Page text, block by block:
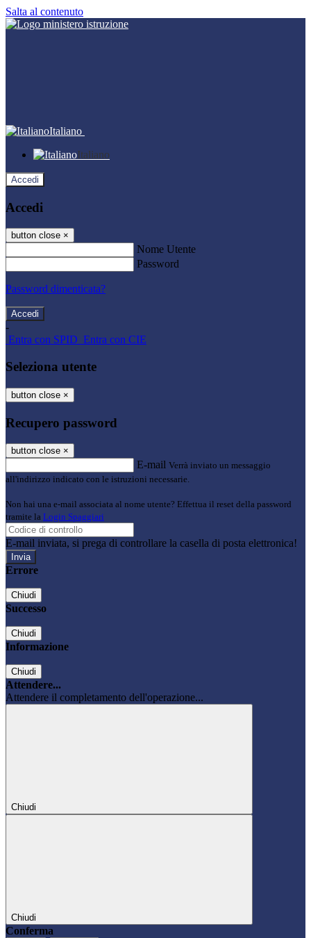
Salta al contenuto
Italiano
Italiano
Accedi
Accedi
button close ×
Nome Utente
Password
Password dimenticata?
-
Entra con SPID Entra con CIE
Seleziona utente
button close ×
Recupero password
button close ×
E-mail Verrà inviato un messaggio
all'indirizzo indicato con le istruzioni necessarie.
Non hai una e-mail associata al nome utente? Effettua il reset della password
tramite la Login Spaggiari
E-mail inviata, si prega di controllare la casella di posta elettronica!
Errore
Chiudi
Successo
Chiudi
Informazione
Chiudi
Attendere...
Attendere il completamento dell'operazione...
Chiudi
Chiudi
Conferma